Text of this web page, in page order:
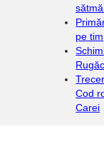
pe
Cod
Carei